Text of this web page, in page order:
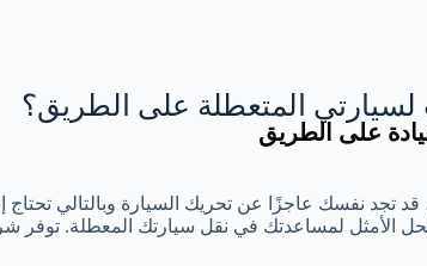
المتعطلة على الطريق؟
على الطريق
تجد نفسك عاجزًا عن تحريك السيارة وبالتالي
الأمثل لمساعدتك في نقل سيارتك المعطلة.